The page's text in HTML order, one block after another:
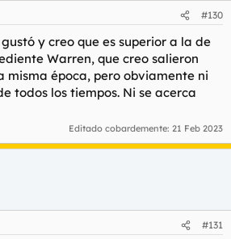
#130
y creo que es superior a la de
Warren, que creo salieron
misma época, pero obviamente ni
todos los tiempos. Ni se acerca
Editado cobardemente: 21 Feb 2023
#131